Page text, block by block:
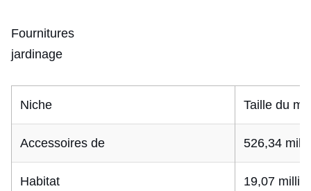
Fournitures
jardinage
Niche Taille du
Accessoires de 526,34
Habitat 19,07